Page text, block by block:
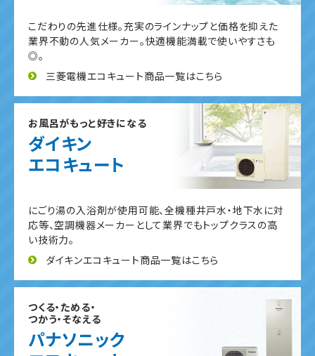
こだわりの先進仕様。充実のラインナップと価格を抑えた
業界不動の人気メーカー。快適機能満載で使いやすさも
◎。
三菱電機エコキュート商品一覧はこちら
お風呂がもっと好きになる
ダイキン
エコキュート
にごり湯の入浴剤が使用可能、全機種井戸水・地下水に対
応等、空調機器メーカーとして業界でもトップクラスの高
い技術力。
ダイキンエコキュート商品一覧はこちら
つくる・ためる・
つかう・そなえる
パナソニック